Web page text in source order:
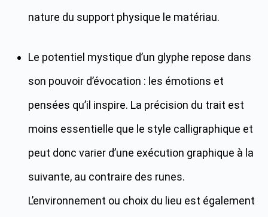
nature du support physique le matériau.
Le potentiel mystique d’un glyphe repose dans
son pouvoir d’évocation : les émotions et
pensées qu’il inspire. La précision du trait est
moins essentielle que le style calligraphique et
peut donc varier d’une exécution graphique à la
suivante, au contraire des runes.
L’environnement ou choix du lieu est également